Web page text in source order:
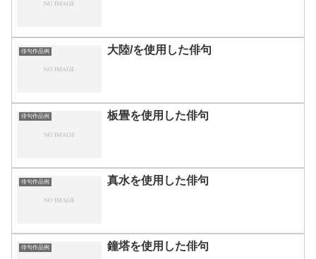
俳句作品例 大陸/を使用した俳句
俳句作品例 板畳を使用した俳句
俳句作品例 真水を使用した俳句
俳句作品例 鐘塔を使用した俳句